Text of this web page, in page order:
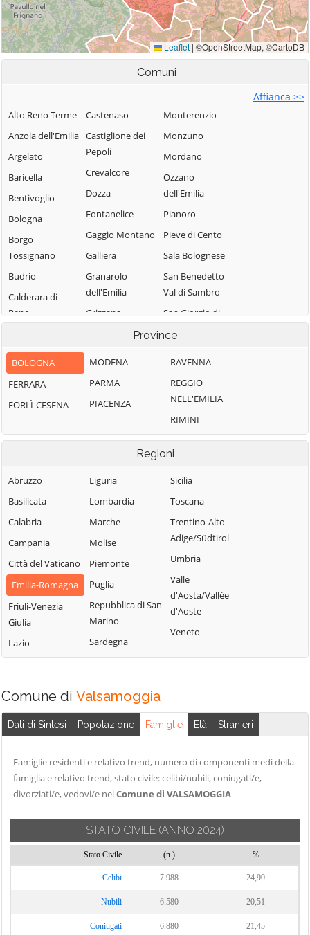
Comuni
Affianca >>
Alto Reno Terme
Anzola dell'Emilia
Argelato
Baricella
Bentivoglio
Bologna
Borgo
Tossignano
Budrio
Calderara di
Reno
Casalecchio di
Reno
Casalfiumanese
Castel d'Aiano
Castel del Rio
Castel Guelfo di
Terme
Castello d'Argile
Castenaso
Castiglione dei
Pepoli
Crevalcore
Dozza
Fontanelice
Gaggio Montano
Galliera
Granarolo
dell'Emilia
Grizzana
Belvedere
Loiano
Minerbio
Monterenzio
Monzuno
Mordano
Ozzano
dell'Emilia
Pianoro
Pieve di Cento
Sala Bolognese
San Benedetto
Val di Sambro
San Giorgio di
Persiceto
San Lazzaro di
Savena
San Pietro in
Casale
Sant'Agata
Bolognese
Sasso Marconi
Valsamoggia
Vergato
Zola Predosa
Province
BOLOGNA
FERRARA
FORLÌ-CESENA
MODENA
PARMA
PIACENZA
RAVENNA
REGGIO
NELL'EMILIA
RIMINI
Regioni
Abruzzo
Basilicata
Calabria
Campania
Città del Vaticano
Emilia-Romagna
Friuli-Venezia
Giulia
Lazio
Liguria
Lombardia
Marche
Molise
Piemonte
Puglia
Repubblica di San
Marino
Sardegna
Sicilia
Toscana
Trentino-Alto
Adige/Südtirol
Umbria
Valle
d'Aosta/Vallée
d'Aoste
Veneto
Comune di Valsamoggia
Dati di Sintesi Popolazione Famiglie Età Stranieri
Famiglie residenti e relativo trend, numero di componenti medi della
famiglia e relativo trend, stato civile: celibi/nubili, coniugati/e,
divorziati/e, vedovi/e nelComune di VALSAMOGGIA
STATO CIVILE (ANNO 2024)
Stato Civile (n.) %
Celibi 7.988 24,90
Nubili 6.580 20,51
Coniugati 6.880 21,45